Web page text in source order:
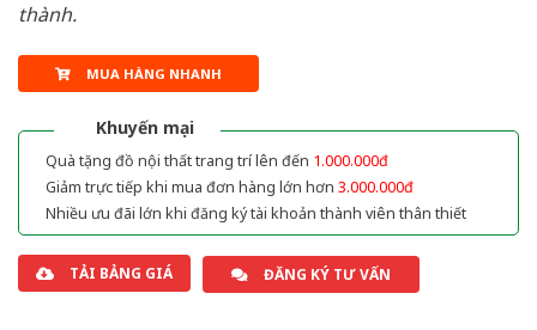
thành.
MUA HÀNG NHANH
Khuyến mại
Quà tặng đồ nội thất trang trí lên đến 1.000.000đ
Giảm trực tiếp khi mua đơn hàng lớn hơn 3.000.000đ
Nhiều ưu đãi lớn khi đăng ký tài khoản thành viên thân thiết
TẢI BẢNG GIÁ ĐĂNG KÝ TƯ VẤN